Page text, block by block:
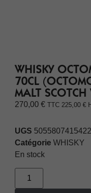
WHISKY
70CL
MALT SCOTCH
270,00 € TTC 225,00 €
UGS 5055807415422
Catégorie WHISKY
En stock